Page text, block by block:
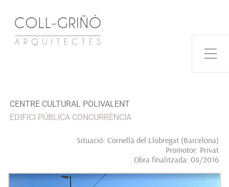
CENTRE CULTURAL POLIVALENT
EDIFICI PÚBLICA CONCURRÈNCIA
Situació: Cornellà del Llobregat (Barcelona)
Promotor: Privat
Obra finalitzada: 04/2016